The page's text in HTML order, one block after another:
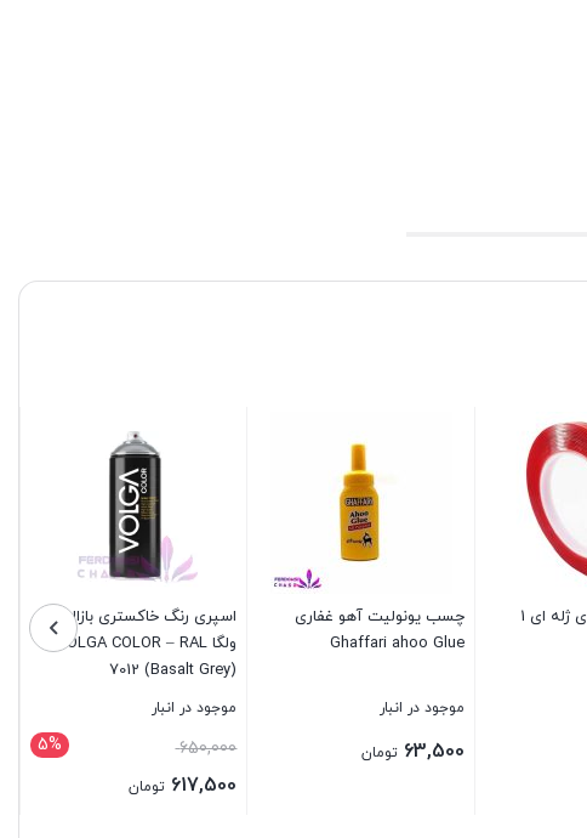
چسب دو طرفه ای ژله ای 1
چسب یونولیت آهو غفاری
Ghaffari ahoo Glue
موجود در انبار
63,500 تومان
اسپری رنگ خاکستری بازالتی
ولگا VOLGA COLOR – RAL
7012 (Basalt Grey)
موجود در انبار
5% 650,000قیمت
اصلی:617,500 تومان